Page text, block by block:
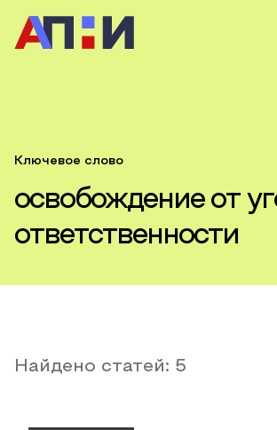
Ключевое слово
освобождение от
ответственности
Найдено статей: 5